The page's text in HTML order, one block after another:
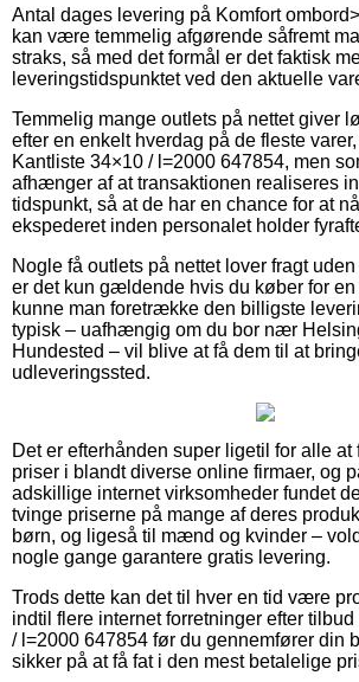
Antal dages levering på Komfort
kan være temmelig afgørende såfremt
straks, så med det formål er det faktisk
leveringstidspunktet ved den aktuelle
Temmelig mange outlets på nettet giver
efter en enkelt hverdag på de fleste
Kantliste 34×10 / l=2000 647854, men
afhænger af at transaktionen realiseres
tidspunkt, så at de har en chance for at
ekspederet inden personalet holder
Nogle få outlets på nettet lover fragt
er det kun gældende hvis du køber for
kunne man foretrække den billigste
typisk – uafhængig om du bor nær
Hundested – vil blive at få dem til at
udleveringssted.
Det er efterhånden super ligetil for alle at
priser i blandt diverse online firmaer, og
adskillige internet virksomheder fundet
tvinge priserne på mange af deres
børn, og ligeså til mænd og kvinder –
nogle gange garantere gratis levering.
Trods dette kan det til hver en tid være
indtil flere internet forretninger efter
/ l=2000 647854 før du gennemfører din
sikker på at få fat i den mest betalelige